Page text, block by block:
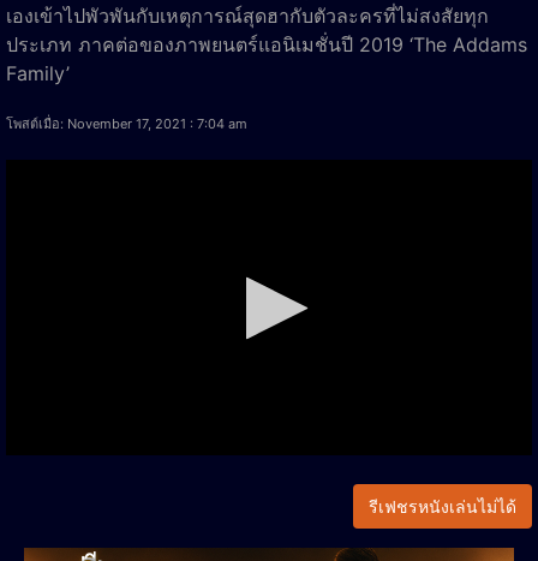
เองเข้าไปพัวพันกับเหตุการณ์สุดฮากับตัวละครที่ไม่สงสัยทุก
ประเภท ภาคต่อของภาพยนตร์แอนิเมชั่นปี 2019 ‘The Addams
Family’
โพสต์เมื่อ: November 17, 2021 : 7:04 am
รีเฟชรหนังเล่นไม่ได้